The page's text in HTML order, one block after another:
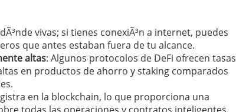
vivas; si tienes conexiÃ³n a internet, puedes
que antes estaban fuera de tu alcance.
altas: Algunos protocolos de DeFi ofrecen tasas
en productos de ahorro y staking comparados
en la blockchain, lo que proporciona una